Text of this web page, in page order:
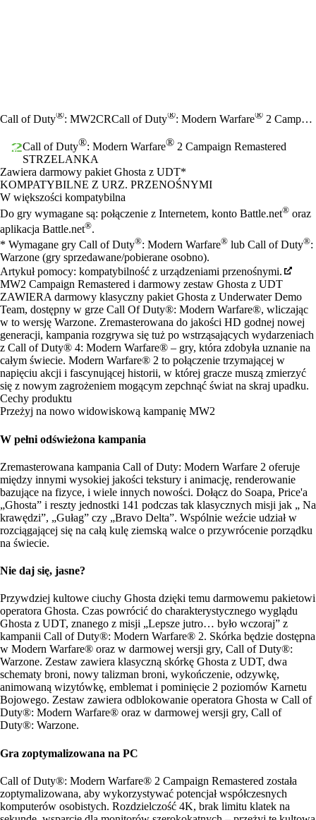
Call of Duty®: MW2CRCall of Duty®: Modern Warfare® 2 Campaign Remastered
Call of Duty®: Modern Warfare® 2 Campaign Remastered
STRZELANKA
Product Notification
Zawiera darmowy pakiet Ghosta z UDT*
Cena
Available actions
KOMPATYBILNE Z URZ. PRZENOŚNYMI
W większości kompatybilna
Do gry wymagane są: połączenie z Internetem, konto Battle.net® oraz
aplikacja Battle.net®.
* Wymagane gry Call of Duty®: Modern Warfare® lub Call of Duty®:
Warzone (gry sprzedawane/pobierane osobno).
Artykuł pomocy: kompatybilność z urządzeniami przenośnymi.
MW2 Campaign Remastered i darmowy zestaw Ghosta z UDT
ZAWIERA darmowy klasyczny pakiet Ghosta z Underwater Demo
Team, dostępny w grze Call Of Duty®: Modern Warfare®, wliczając
w to wersję Warzone. Zremasterowana do jakości HD godnej nowej
generacji, kampania rozgrywa się tuż po wstrząsających wydarzeniach
z Call of Duty® 4: Modern Warfare® – gry, która zdobyła uznanie na
całym świecie. Modern Warfare® 2 to połączenie trzymającej w
napięciu akcji i fascynującej historii, w której gracze muszą zmierzyć
się z nowym zagrożeniem mogącym zepchnąć świat na skraj upadku.
Cechy produktu
Przeżyj na nowo widowiskową kampanię MW2
W pełni odświeżona kampania
Zremasterowana kampania Call of Duty: Modern Warfare 2 oferuje
między innymi wysokiej jakości tekstury i animację, renderowanie
bazujące na fizyce, i wiele innych nowości. Dołącz do Soapa, Price'a
„Ghosta” i reszty jednostki 141 podczas tak klasycznych misji jak „ Na
krawędzi”, „Gułag” czy „Bravo Delta”. Wspólnie weźcie udział w
rozciągającej się na całą kulę ziemską walce o przywrócenie porządku
na świecie.
Nie daj się, jasne?
Przywdziej kultowe ciuchy Ghosta dzięki temu darmowemu pakietowi
operatora Ghosta. Czas powrócić do charakterystycznego wyglądu
Ghosta z UDT, znanego z misji „Lepsze jutro… było wczoraj” z
kampanii Call of Duty®: Modern Warfare® 2. Skórka będzie dostępna
w Modern Warfare® oraz w darmowej wersji gry, Call of Duty®:
Warzone. Zestaw zawiera klasyczną skórkę Ghosta z UDT, dwa
schematy broni, nowy talizman broni, wykończenie, odzywkę,
animowaną wizytówkę, emblemat i pominięcie 2 poziomów Karnetu
Bojowego. Zestaw zawiera odblokowanie operatora Ghosta w Call of
Duty®: Modern Warfare® oraz w darmowej wersji gry, Call of
Duty®: Warzone.
Gra zoptymalizowana na PC
Call of Duty®: Modern Warfare® 2 Campaign Remastered została
zoptymalizowana, aby wykorzystywać potencjał współczesnych
komputerów osobistych. Rozdzielczość 4K, brak limitu klatek na